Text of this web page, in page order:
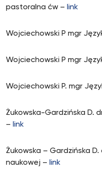
pastoralna ćw – link
Wojciechowski P mgr
Wojciechowski P mgr
Wojciechowski P. mgr
Żukowska-Gardzińska D.
– link
Żukowska – Gardzińska
naukowej – link